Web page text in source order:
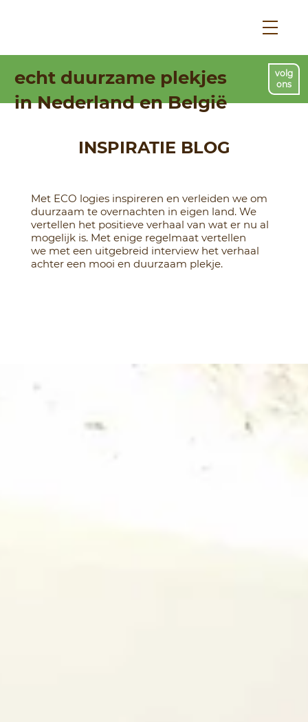
INSPIRATIE BLOG
Met ECO logies inspireren en verleiden we om
duurzaam te overnachten in eigen land. We
vertellen het positieve verhaal van wat er nu al
mogelijk is. Met enige regelmaat vertellen
we met een uitgebreid interview het verhaal
achter een mooi en duurzaam plekje.
echt duurzame plekjes
in Nederland en België
volg
ons